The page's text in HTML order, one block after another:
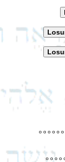
o o o o o o
o o o o